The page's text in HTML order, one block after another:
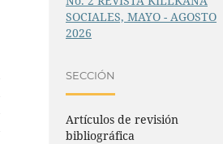
SOCIALES, MAYO - AGOSTO
2026
SECCIÓN
Artículos de revisión
bibliográfica